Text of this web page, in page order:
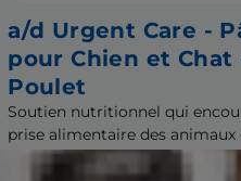
a/d Urgent Care -
pour Chien et Chat
Poulet
Soutien nutritionnel qui
prise alimentaire des animaux
compagnie en convalescence